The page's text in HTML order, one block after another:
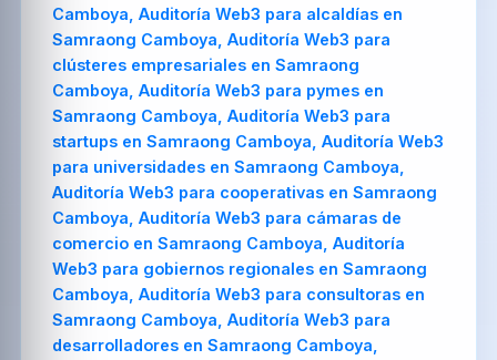
Camboya, Auditoría Web3 para alcaldías en
Samraong Camboya, Auditoría Web3 para
clústeres empresariales en Samraong
Camboya, Auditoría Web3 para pymes en
Samraong Camboya, Auditoría Web3 para
startups en Samraong Camboya, Auditoría Web3
para universidades en Samraong Camboya,
Auditoría Web3 para cooperativas en Samraong
Camboya, Auditoría Web3 para cámaras de
comercio en Samraong Camboya, Auditoría
Web3 para gobiernos regionales en Samraong
Camboya, Auditoría Web3 para consultoras en
Samraong Camboya, Auditoría Web3 para
desarrolladores en Samraong Camboya,